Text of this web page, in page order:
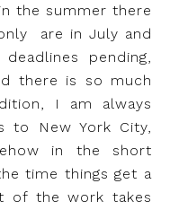
the summer there
are in July and
pending,
there is so much
I am always
to New York City,
in the short
time things get a
of the work takes